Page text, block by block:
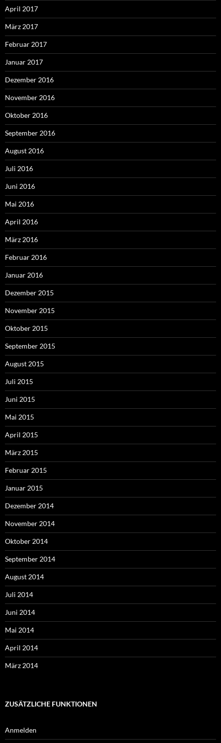
April 2017
März 2017
Februar 2017
Januar 2017
Dezember 2016
November 2016
Oktober 2016
September 2016
August 2016
Juli 2016
Juni 2016
Mai 2016
April 2016
März 2016
Februar 2016
Januar 2016
Dezember 2015
November 2015
Oktober 2015
September 2015
August 2015
Juli 2015
Juni 2015
Mai 2015
April 2015
März 2015
Februar 2015
Januar 2015
Dezember 2014
November 2014
Oktober 2014
September 2014
August 2014
Juli 2014
Juni 2014
Mai 2014
April 2014
März 2014
ZUSÄTZLICHE FUNKTIONEN
Anmelden